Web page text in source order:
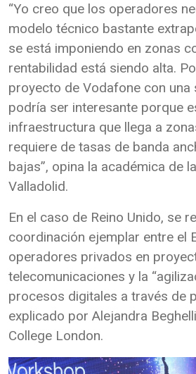
“Yo creo que los operadores
modelo técnico bastante
se está imponiendo en zonas
rentabilidad está siendo alta.
proyecto de Vodafone con una
podría ser interesante porque
infraestructura que llega a
requiere de tasas de banda
bajas”, opina la académica de
Valladolid.
En el caso de Reino Unido, se
coordinación ejemplar entre el
operadores privados en
telecomunicaciones y la
procesos digitales a través de
explicado por Alejandra
College London.